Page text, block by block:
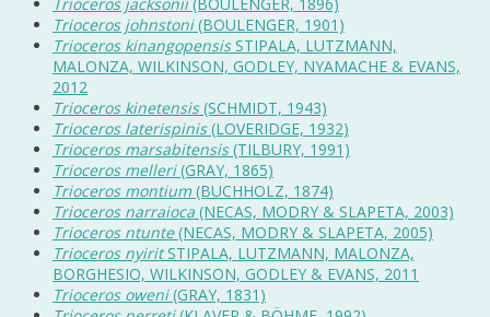
Trioceros johnstoni(BOULENGER, 1901)
Trioceros kinangopensisSTIPALA, LUTZMANN,
MALONZA, WILKINSON, GODLEY, NYAMACHE & EVANS,
2012
Trioceros kinetensis(SCHMIDT, 1943)
Trioceros laterispinis(LOVERIDGE, 1932)
Trioceros marsabitensis(TILBURY, 1991)
Trioceros melleri(GRAY, 1865)
Trioceros montium(BUCHHOLZ, 1874)
Trioceros narraioca (NECAS, MODRY & SLAPETA, 2003)
Trioceros ntunte(NECAS, MODRY & SLAPETA, 2005)
Trioceros nyiritSTIPALA, LUTZMANN, MALONZA,
BORGHESIO, WILKINSON, GODLEY & EVANS, 2011
Trioceros oweni(GRAY, 1831)